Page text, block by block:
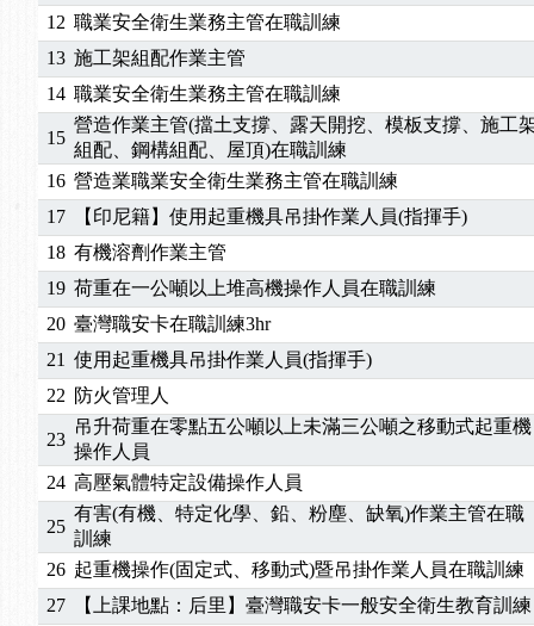
2025/08/12【中心公告】因應颱風來襲，若遇停班停課消息 補
2025/07/06【中心公告】颱風假114/07/07停班停課
2025/06/06【進修課程】～～前導課程看這邊推出囉～～
2025/05/29【進修課程】前導課程推出公告！
2025/04/28 【進修課程】要怎麼進修自我？課程百百種選擇好
2025/01/21「高壓氣體製造安全主任」、「隧道等襯砌作業主
訓測驗
2025/01/15【線上課程】碳中和核心職能系列課程資訊
2026/07/15 【免費研習】115年製造業危害預防職場安衛法令
2026/07/08【中心公告】因應颱風來襲，若遇停班停課消息 補
2026/05/06【產業人才投資】06/03-06/08堆高機課程，政府出
2026/04/24【製程安全評估人員】開課囉
2025/11/11【中心公告】颱風假11/12停班停課
2025/11/10【中心公告】因應颱風來襲，若遇停班停課消息 補
2025/10/30【進修課程】2026年，課程意見蒐集~
2025/08/20 【進修課程】SDS格式百百種？專業講師帶您判斷
2025/08/12【中心公告】因應颱風來襲，若遇停班停課消息 補
2025/07/06【中心公告】颱風假114/07/07停班停課
2025/06/06【進修課程】～～前導課程看這邊推出囉～～
2025/05/29【進修課程】前導課程推出公告！
2025/04/28【進修課程】要怎麼進修自我？課程百百種選擇好
2025/01/21「高壓氣體製造安全主任」、「隧道等襯砌作業主
12 職業安全衛生業務主管在職訓練
13 施工架組配作業主管
14 職業安全衛生業務主管在職訓練
15
營造作業主管(擋土支撐、露天開挖、模板支撐、施工
組配、鋼構組配、屋頂)在職訓練
16 營造業職業安全衛生業務主管在職訓練
17
【印尼籍】使用起重機具吊掛作業人員(指揮手)
18 有機溶劑作業主管
19 荷重在一公噸以上堆高機操作人員在職訓練
20 臺灣職安卡在職訓練3hr
21 使用起重機具吊掛作業人員(指揮手)
22 防火管理人
23
吊升荷重在零點五公噸以上未滿三公噸之移動式起重機
操作人員
24 高壓氣體特定設備操作人員
25
有害(有機、特定化學、鉛、粉塵、缺氧)作業主管在職
訓練
26 起重機操作(固定式、移動式)暨吊掛作業人員在職訓練
27
【上課地點：后里】臺灣職安卡一般安全衛生教育訓練